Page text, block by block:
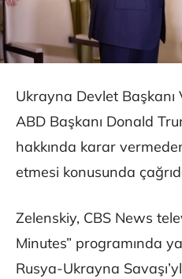
Ukrayna Devlet Başkanı
ABD Başkanı Donald
hakkında karar
etmesi konusunda
Zelenskiy, CBS News
Minutes” programında
Rusya-Ukrayna